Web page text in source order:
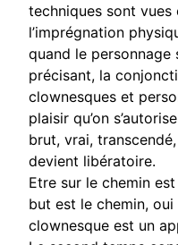
techniques sont vues
l’imprégnation
quand le personnage
précisant, la
clownesques et
plaisir qu’on
brut, vrai,
devient libératoire.
Etre sur le chemin
but est le chemin, oui
clownesque est un